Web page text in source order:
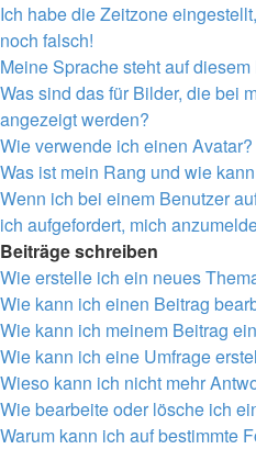
Ich habe die Zeitzone
noch falsch!
Meine Sprache steht auf
Was sind das für Bilder, die bei
angezeigt werden?
Wie verwende ich einen Avatar?
Was ist mein Rang und wie
Wenn ich bei einem Benutzer
ich aufgefordert, mich
Beiträge schreiben
Wie erstelle ich ein neues
Wie kann ich einen Beitrag
Wie kann ich meinem Beitrag
Wie kann ich eine Umfrage
Wieso kann ich nicht mehr
Wie bearbeite oder lösche ich
Warum kann ich auf bestimmte